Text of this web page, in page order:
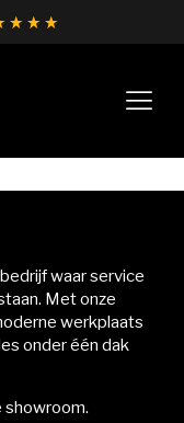
waar service
Met onze
werkplaats
onder één dak
showroom.